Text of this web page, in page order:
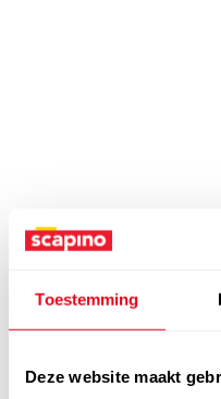
Toestemming
Deze website maakt